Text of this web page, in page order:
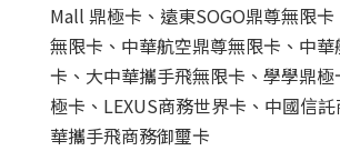
Mall 鼎極卡、遠東SOGO鼎尊無限卡
無限卡、中華航空鼎尊無限卡、中
卡、大中華攜手飛無限卡、學學鼎
極卡、LEXUS商務世界卡、中國信
華攜手飛商務御璽卡